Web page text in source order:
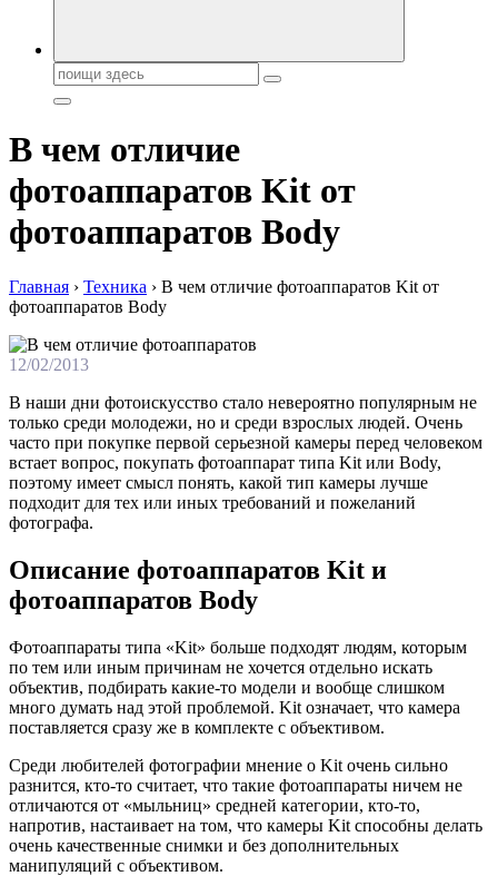
Поиск:
В чем отличие
фотоаппаратов Kit от
фотоаппаратов Body
Главная › Техника › В чем отличие фотоаппаратов Kit от
фотоаппаратов Body
12/02/2013
В наши дни фотоискусство стало невероятно популярным не
только среди молодежи, но и среди взрослых людей. Очень
часто при покупке первой серьезной камеры перед человеком
встает вопрос, покупать фотоаппарат типа Kit или Body,
поэтому имеет смысл понять, какой тип камеры лучше
подходит для тех или иных требований и пожеланий
фотографа.
Описание фотоаппаратов Kit и
фотоаппаратов Body
Фотоаппараты типа «Kit» больше подходят людям, которым
по тем или иным причинам не хочется отдельно искать
объектив, подбирать какие-то модели и вообще слишком
много думать над этой проблемой. Kit означает, что камера
поставляется сразу же в комплекте с объективом.
Среди любителей фотографии мнение о Kit очень сильно
разнится, кто-то считает, что такие фотоаппараты ничем не
отличаются от «мыльниц» средней категории, кто-то,
напротив, настаивает на том, что камеры Kit способны делать
очень качественные снимки и без дополнительных
манипуляций с объективом.